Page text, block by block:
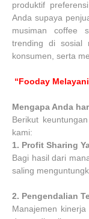
produktif
Anda supaya
musiman coffee
trending di sosial
konsumen, serta
“Fooday
Mengapa Anda
Berikut
kami:
1. Profit Sharing
Bagi hasil dari
saling
2. Pengendalian
Manajemen